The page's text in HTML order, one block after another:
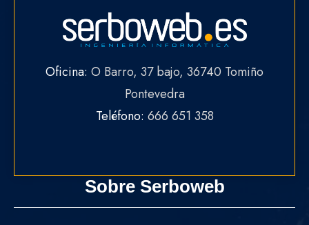
Sobre Serboweb
Oficina: O Barro, 37 bajo, 36740 Tomiño
Pontevedra
Teléfono: 666 651 358